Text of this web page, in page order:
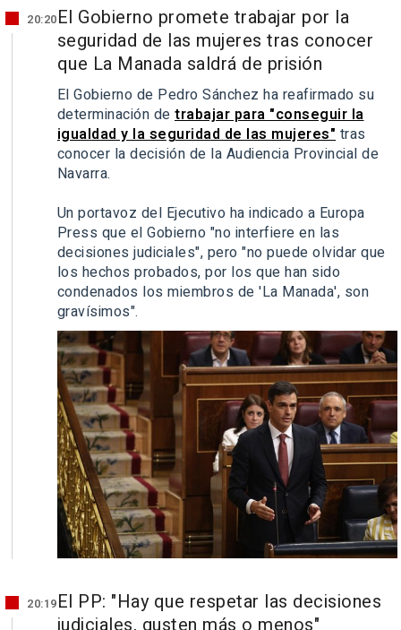
20:20El Gobierno promete trabajar por la
seguridad de las mujeres tras conocer
que La Manada saldrá de prisión
El Gobierno de Pedro Sánchez ha reafirmado su
determinación de trabajar para "conseguir la
igualdad y la seguridad de las mujeres" tras
conocer la decisión de la Audiencia Provincial de
Navarra.
Un portavoz del Ejecutivo ha indicado a Europa
Press que el Gobierno "no interfiere en las
decisiones judiciales", pero "no puede olvidar que
los hechos probados, por los que han sido
condenados los miembros de 'La Manada', son
gravísimos".
20:19El PP: "Hay que respetar las decisiones